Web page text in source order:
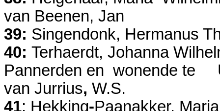
van Beenen, Jan
39: Singendonk, Hermanus
40: Terhaerdt, Johanna
Pannerden en wonende te
van Jurrius, W.S.
41: Hekking-Paanakker,